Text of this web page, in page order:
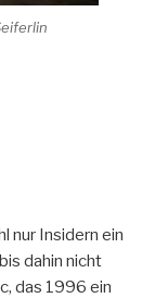
nur Insidern ein
dahin nicht
das 1996 ein